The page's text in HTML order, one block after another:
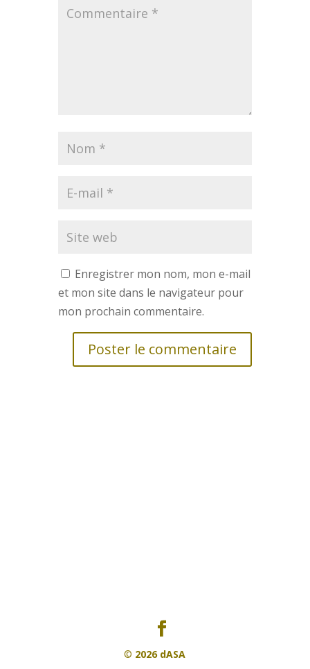
Enregistrer mon nom, mon e-mail
et mon site dans le navigateur pour
mon prochain commentaire.
© 2026 dASA